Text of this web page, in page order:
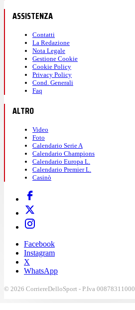
ASSISTENZA
Contatti
La Redazione
Nota Legale
Gestione Cookie
Cookie Policy
Privacy Policy
Cond. Generali
Faq
ALTRO
Video
Foto
Calendario Serie A
Calendario Champions
Calendario Europa L.
Calendario Premier L.
Casinò
Facebook
Instagram
X
WhatsApp
© 2026 CorriereDelloSport - P.Iva 00878311000